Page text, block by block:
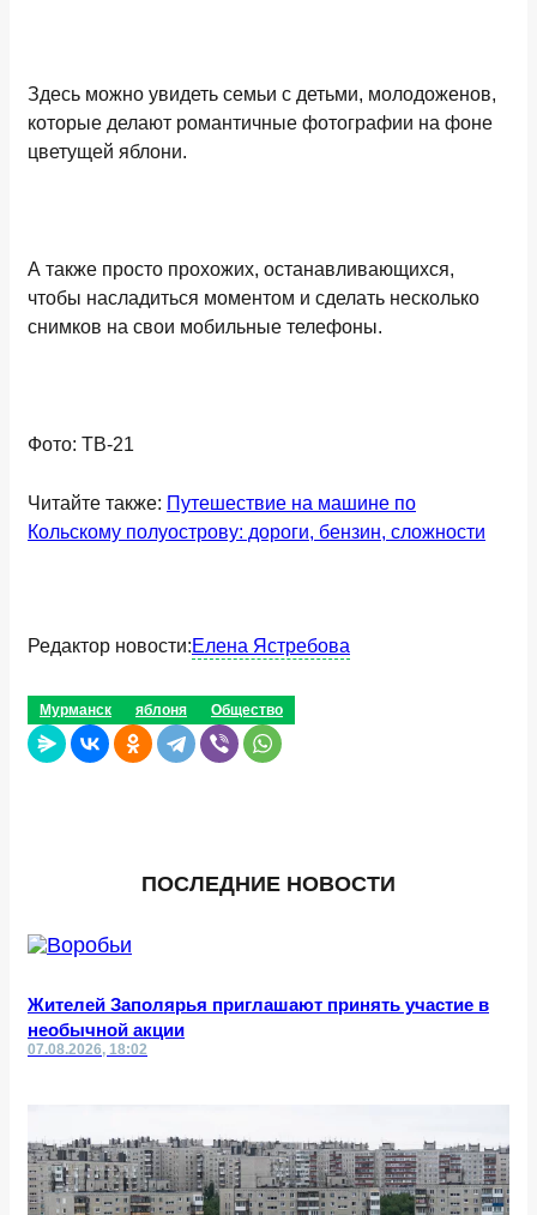
Здесь можно увидеть семьи с детьми, молодоженов,
которые делают романтичные фотографии на фоне
цветущей яблони.
А также просто прохожих, останавливающихся,
чтобы насладиться моментом и сделать несколько
снимков на свои мобильные телефоны.
Фото: ТВ-21
Читайте также: Путешествие на машине по
Кольскому полуострову: дороги, бензин, сложности
Редактор новости:Елена Ястребова
Мурманск яблоня Общество
ПОСЛЕДНИЕ НОВОСТИ
Жителей Заполярья приглашают принять участие в
необычной акции
07.08.2026, 18:02